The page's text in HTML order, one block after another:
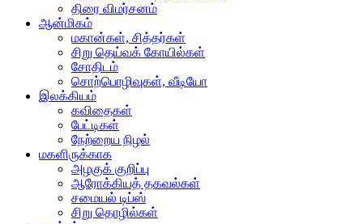
திரை விமர்சனம்
ஆன்மிகம்
மகான்கள், சித்தர்கள்
சிறு தெய்வக் கோயில்கள்
சோதிடம்
சொற்பொழிவுகள், வீடியோ
இலக்கியம்
கவிதைகள்
பேட்டிகள்
நேற்றைய நிழல்
மகளிருக்காக
அழகுக் குறிப்பு
ஆரோக்கியத் தகவல்கள்
சமையல் டிப்ஸ்
சிறு தொழில்கள்